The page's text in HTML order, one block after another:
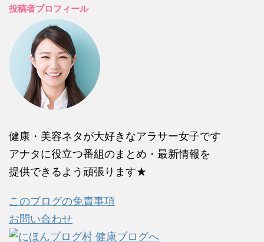
投稿者プロフィール
健康・美容ネタが大好きなアラサー女子です
アナタに役立つ番組のまとめ・最新情報を
提供できるよう頑張ります★
このブログの免責事項
お問い合わせ